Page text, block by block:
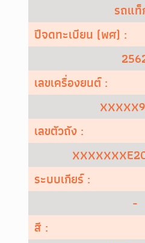
รถแ
ปีจดทะเบียน (พศ) :
เลขเครื่องยนต์ :
เลขตัวถัง :
ระบบเกียร์ :
-
สี :